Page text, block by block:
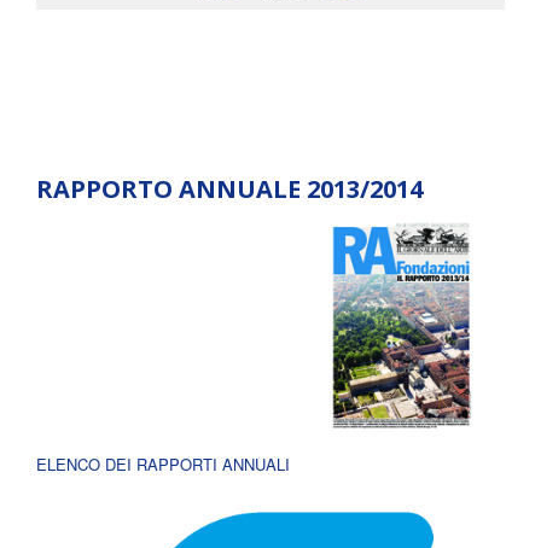
RAPPORTO ANNUALE 2013/2014
ELENCO DEI RAPPORTI ANNUALI